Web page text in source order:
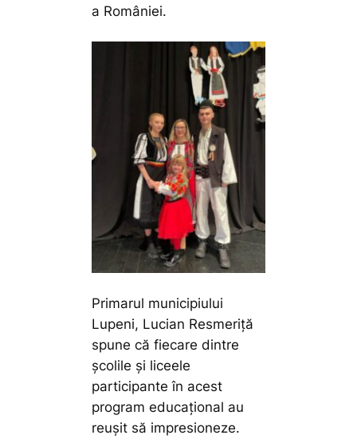
a României.
Primarul municipiului
Lupeni, Lucian Resmeriță
spune că fiecare dintre
școlile și liceele
participante în acest
program educațional au
reușit să impresioneze.